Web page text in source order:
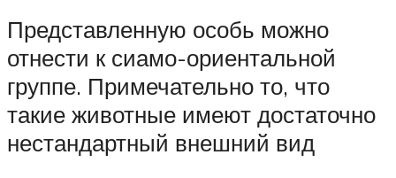
Представленную особь можно
отнести к сиамо-ориентальной
группе. Примечательно то, что
такие животные имеют достаточно
нестандартный внешний вид